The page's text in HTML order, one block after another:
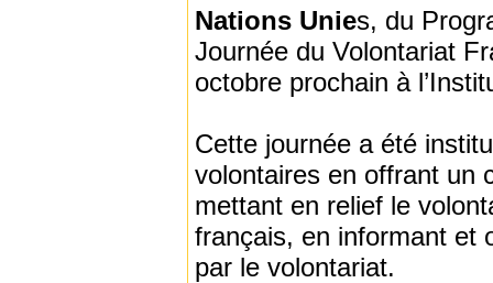
Nations Unies, du
Journée du Volontariat
octobre prochain à
Cette journée a été
volontaires en offrant un
mettant en relief le
français, en informant et
par le volontariat.